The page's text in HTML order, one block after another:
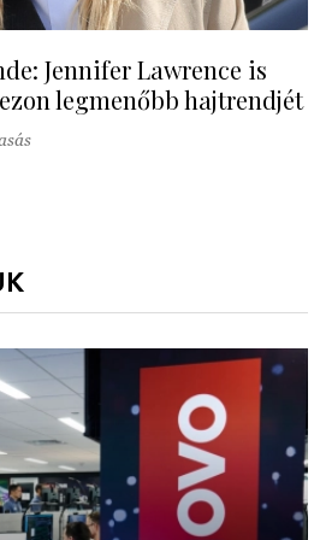
Jennifer Lawrence is
legmenőbb hajtrendjét